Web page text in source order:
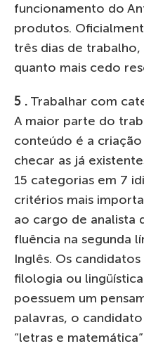
funcionamento do
produtos.
três dias de
quanto mais cedo
5 . Trabalhar com
A maior parte do
conteúdo é a
checar as já
15 categorias em 7
critérios mais
ao cargo de analista
fluência na segunda
Inglês. Os
filologia ou
poessuem um
palavras, o
“letras e